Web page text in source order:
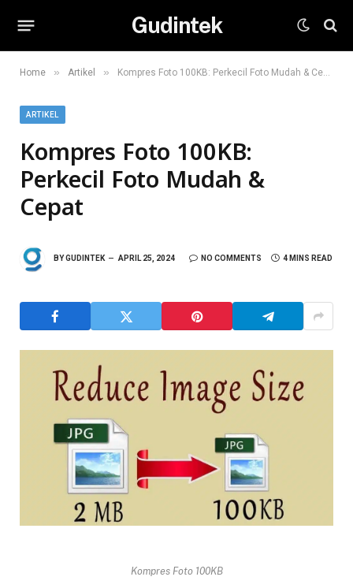
Gudintek
Home » Artikel » Kompres Foto 100KB: Perkecil Foto Mudah & Cepat
ARTIKEL
Kompres Foto 100KB:
Perkecil Foto Mudah &
Cepat
BYGUDINTEK APRIL 25, 2024 NO COMMENTS 4 MINS READ
Kompres Foto 100KB